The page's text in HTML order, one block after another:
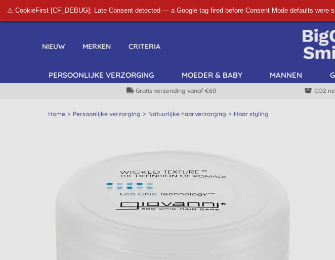
⚠ CookieFirst [CF_DEBUG]: Late Consent detected — a Google tag fired before Consent Mode defaults were
SCHRIJF ME IN!
NIEUW MERKEN CRITERIA
PERSOONLIJKE VERZORGING MOEDER & BABY MANNEN
Gratis verzending vanaf €60 CO2
Home Persoonlijke verzorging Natuurlijke haarverzorging Haar styling